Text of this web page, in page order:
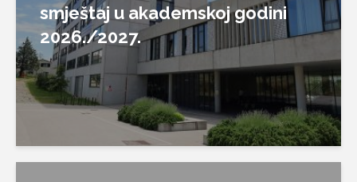
smještaj u akademskoj godini
2026./2027.